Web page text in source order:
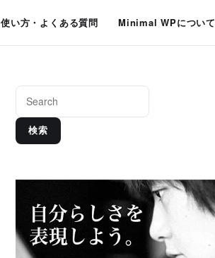
使い方・よくある質問 Minimal WPについて
検索